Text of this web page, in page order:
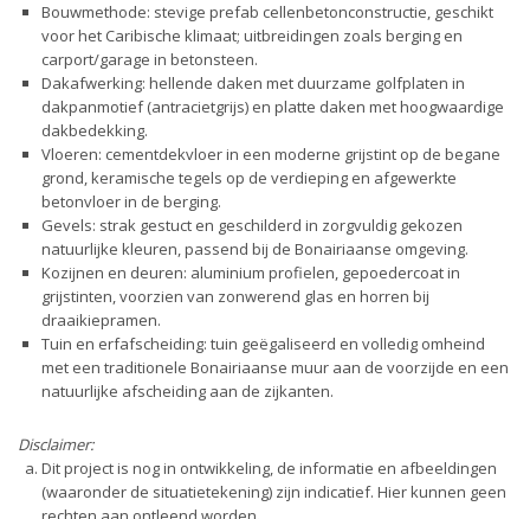
Bouwmethode: stevige prefab cellenbetonconstructie, geschikt
voor het Caribische klimaat; uitbreidingen zoals berging en
carport/garage in betonsteen.
Dakafwerking: hellende daken met duurzame golfplaten in
dakpanmotief (antracietgrijs) en platte daken met hoogwaardige
dakbedekking.
Vloeren: cementdekvloer in een moderne grijstint op de begane
grond, keramische tegels op de verdieping en afgewerkte
betonvloer in de berging.
Gevels: strak gestuct en geschilderd in zorgvuldig gekozen
natuurlijke kleuren, passend bij de Bonairiaanse omgeving.
Kozijnen en deuren: aluminium profielen, gepoedercoat in
grijstinten, voorzien van zonwerend glas en horren bij
draaikiepramen.
Tuin en erfafscheiding: tuin geëgaliseerd en volledig omheind
met een traditionele Bonairiaanse muur aan de voorzijde en een
natuurlijke afscheiding aan de zijkanten.
Disclaimer:
Dit project is nog in ontwikkeling, de informatie en afbeeldingen
(waaronder de situatietekening) zijn indicatief. Hier kunnen geen